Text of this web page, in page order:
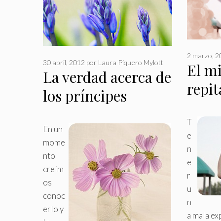
La verdad acerca de
los príncipes
30 abril, 2012 por Laura Piquero Mylott
En un
mome
nto
creím
os
conoc
erlo y
El
2 marzo,
T
e
n
e
r
u
n
a mala